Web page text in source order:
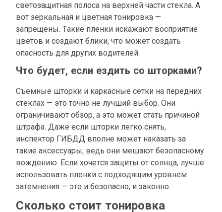
светозащитная полоса на верхней части стекла. А
вот зеркальная и цветная тонировка —
запрещены. Такие пленки искажают восприятие
цветов и создают блики, что может создать
опасность для других водителей.
Что будет, если ездить со шторками?
Съемные шторки и каркасные сетки на передних
стеклах — это точно не лучший выбор. Они
ограничивают обзор, а это может стать причиной
штрафа. Даже если шторки легко снять,
инспектор ГИБДД вполне может наказать за
такие аксессуары, ведь они мешают безопасному
вождению. Если хочется защиты от солнца, лучше
использовать пленки с подходящим уровнем
затемнения — это и безопасно, и законно.
Сколько стоит тонировка